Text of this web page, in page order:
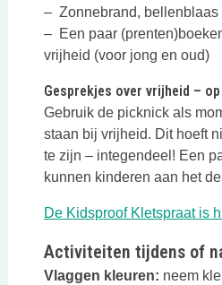
– Zonnebrand, bellenblaas
– Een paar
vrijheid (voor jong en oud)
Gesprekjes over vrijheid –
Gebruik de picknick als
staan bij vrijheid. Dit hoeft
te zijn – integendeel! Een
kunnen kinderen aan het
De Kidsproof Kletspraat is
Activiteiten tijdens of
Vlaggen kleuren: neem